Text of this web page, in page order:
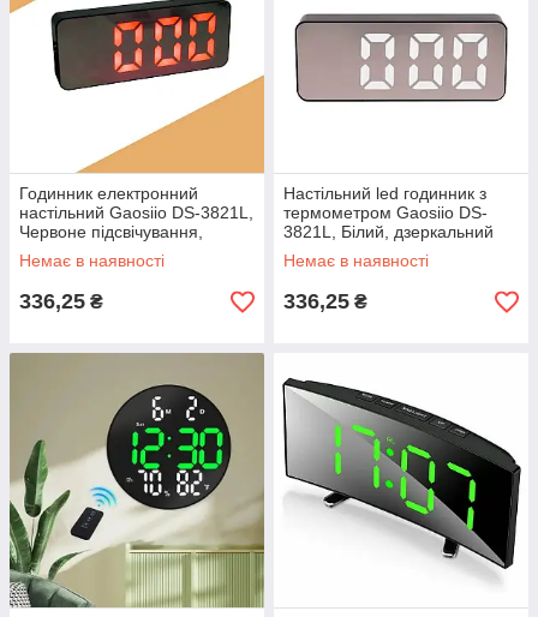
Годинник електронний
настільний Gaosiio DS-3821L,
Червоне підсвічування,
дзеркальний годинник
світиться в темряві
Немає в наявності
336,25 ₴
Настільний led годинник з
термометром Gaosiio DS-
3821L, Білий, дзеркальний
електронний годинник що
світиться
Немає в наявності
336,25 ₴